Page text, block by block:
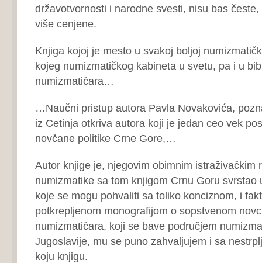
državotvornosti i narodne svesti, nisu bas
više cenjene.
Knjiga kojoj je mesto u svakoj boljoj
kojeg numizmatičkog kabineta u svetu, pa i u
numizmatičara…
…Naučni pristup autora Pavla Novakovića,
iz Cetinja otkriva autora koji je jedan ceo vek
novčane politike Crne Gore,…
Autor knjige je, njegovim obimnim istraživačkim
numizmatike sa tom knjigom Crnu Goru svrstao
koje se mogu pohvaliti sa toliko konciznom, i
potkrepljenom monografijom o sopstvenom
numizmatičara, koji se bave područjem
Jugoslavije, mu se puno zahvaljujem i sa
koju knjigu.